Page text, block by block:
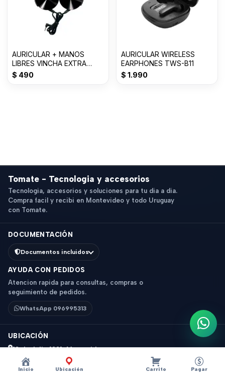
Inicio Ubicación Carrito Pagar
AURICULAR + MANOS
LIBRES VINCHA EXTRA
BASS 3.0mm MDR-
$ 490
AURICULAR WIRELESS
EARPHONES TWS-B11
$ 1.990
Tomate - Tecnologia y accesorios
Tecnologia, accesorios y soluciones para tu dia a dia.
Compra facil y recibi en Montevideo y todo Uruguay
con Tomate.
DOCUMENTACIÓN
Documentos incluidos
AYUDA CON PEDIDOS
Atencion rapida para consultas, compras o
seguimiento de pedidos.
WhatsApp 096995313
UBICACIÓN
18 de Julio 1831, Montevideo
Horario: 9 a 18 hs